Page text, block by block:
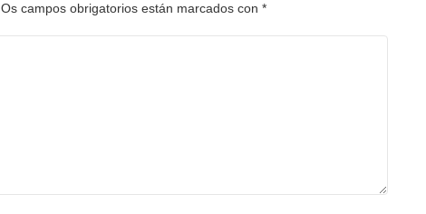
Os campos obrigatorios están marcados con *